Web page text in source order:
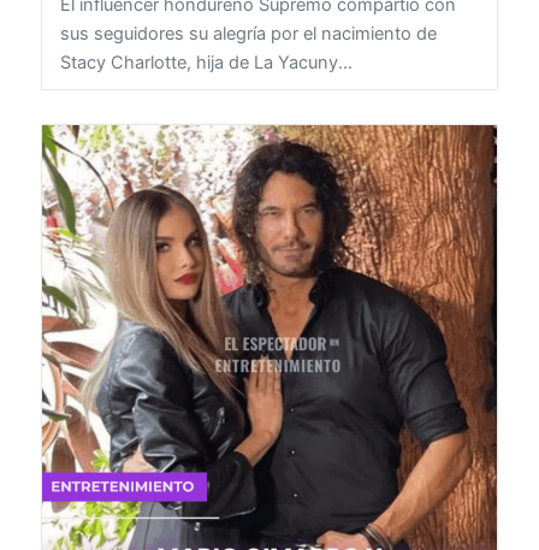
El influencer hondureño Supremo compartió con
sus seguidores su alegría por el nacimiento de
Stacy Charlotte, hija de La Yacuny...